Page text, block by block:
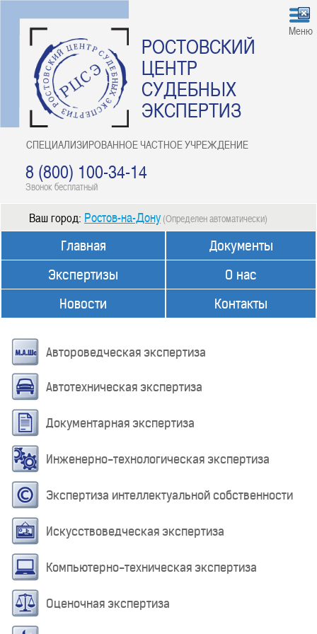
РОСТОВСКИЙ
ЦЕНТР
СУДЕБНЫХ
ЭКСПЕРТИЗ
СПЕЦИАЛИЗИРОВАННОЕ ЧАСТНОЕ УЧРЕЖДЕНИЕ
8 (800) 100-34-14
Звонок бесплатный
Меню
Ваш город: Ростов-на-Дону (Определен автоматически)
Главная
Экспертизы
Новости
Документы
О нас
Контакты
Автороведческая экспертиза
Автотехническая экспертиза
Документарная экспертиза
Инженерно-технологическая экспертиза
Экспертиза интеллектуальной собственности
Искусствоведческая экспертиза
Компьютерно-техническая экспертиза
Оценочная экспертиза